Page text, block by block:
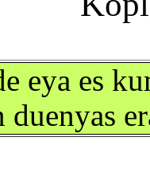
eya es
duenyas